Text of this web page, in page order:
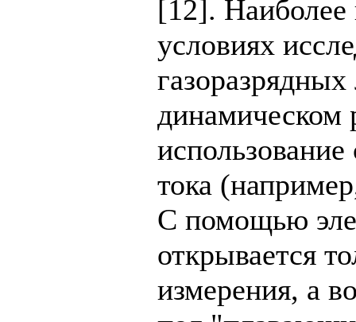
[12]. Наиболее
условиях
динамическом
тока
С помощью
открывается
измерения, а